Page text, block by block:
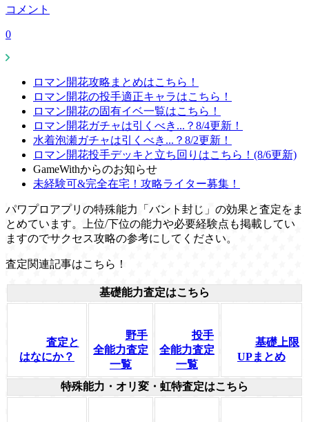
コメント
0
ロマン開花攻略まとめはこちら！
ロマン開花の投手適正キャラはこちら！
ロマン開花の固有イベ一覧はこちら！
ロマン開花ガチャは引くべき...？8/4更新！
水着泡瀬ガチャは引くべき...？8/2更新！
ロマン開花投手デッキと立ち回りはこちら！(8/6更新)
GameWithからのお知らせ
未経験可&完全在宅！攻略ライター募集！
パワプロアプリの特殊能力「バント封じ」の効果と査定をま
とめています。上位/下位の能力や必要経験点も掲載してい
ますのでサクセス攻略の参考にしてください。
査定関連記事はこちら！
基礎能力査定はこちら
査定と
はなにか？
野手
全能力査定
一覧
投手
全能力査定
一覧
基礎上限
UPまとめ
特殊能力・オリ変・虹特査定はこちら